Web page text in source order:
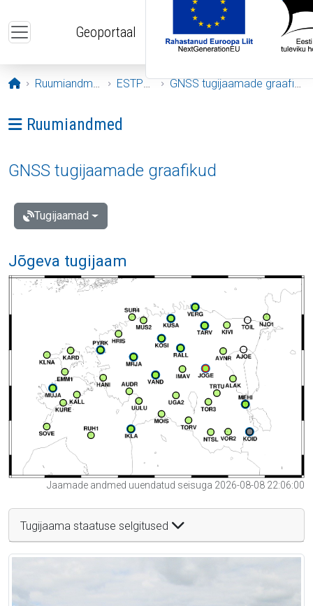
Geoportaal
Avaleht
Ruumiandmed ESTPOS GNSS tugijaamade graafikud
Ava menüü: Ruumiandmed
Ruumiandmed
GNSS tugijaamade graafikud
Tugijaamad
Jõgeva tugijaam
Jaamade andmed uuendatud seisuga 2026-08-08 22:06:00
Tugijaama staatuse selgitused